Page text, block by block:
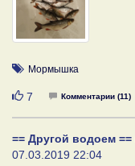
Мормышка
Нравится
7 Комментарии (11)
== Другой водоем ==
07.03.2019 22:04